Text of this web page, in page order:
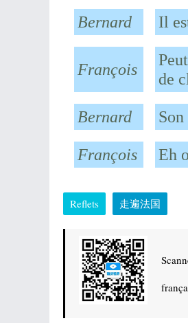
Bernard Il
François
de
Bernard
François Eh
Reflets 走遍法国